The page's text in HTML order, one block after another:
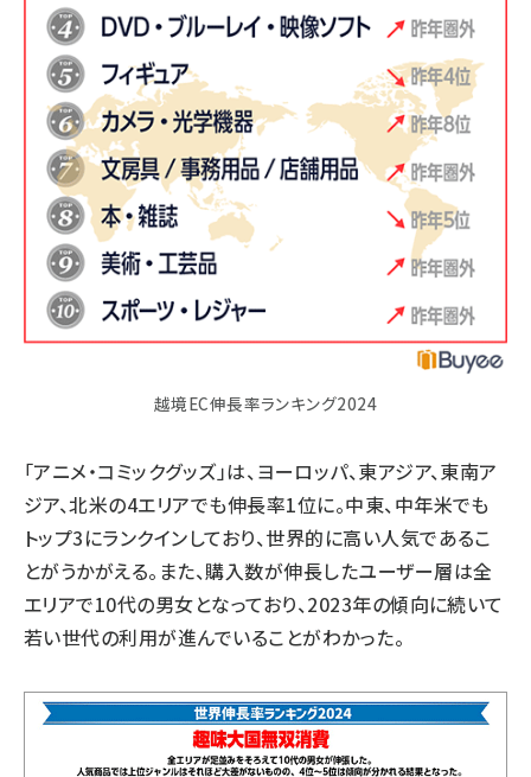
越境EC伸長率ランキング2024
「アニメ・コミックグッズ」は、ヨーロッパ、東アジア、東南ア
ジア、北米の4エリアでも伸長率1位に。中東、中年米でも
トップ3にランクインしており、世界的に高い人気であるこ
とがうかがえる。また、購入数が伸長したユーザー層は全
エリアで10代の男女となっており、2023年の傾向に続いて
若い世代の利用が進んでいることがわかった。